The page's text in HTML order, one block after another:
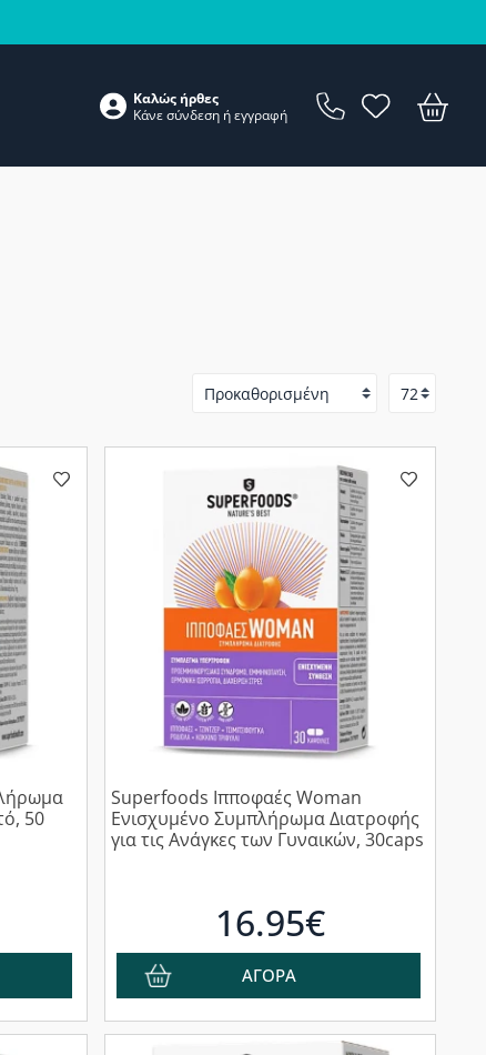
Καλώς ήρθες
Κάνεσύνδεση ήεγγραφή
50
Superfoods Ιπποφαές Woman
Ενισχυμένο Συμπλήρωμα Διατροφής
για τις Ανάγκες των Γυναικών, 30caps
16.95€
ΑΓΟΡΑ